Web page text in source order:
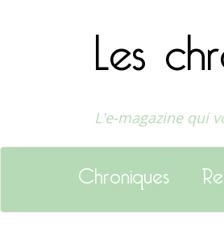
Les
L'e-magazine qui
Chroniques